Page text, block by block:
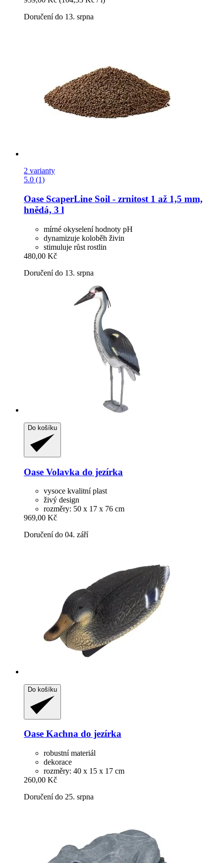
Doručení do 13. srpna
2 varianty
5.0 (1)
Oase ScaperLine Soil -​ zrnitost 1 až 1,5 mm,
hnědá, 3 l
mírné okyselení hodnoty pH
dynamizuje koloběh živin
stimuluje růst rostlin
480,00 Kč
Doručení do 13. srpna
Do košíku
Oase Volavka do jezírka
vysoce kvalitní plast
živý design
rozměry: 50 x 17 x 76 cm
969,00 Kč
Doručení do 04. září
Do košíku
Oase Kachna do jezírka
robustní materiál
dekorace
rozměry: 40 x 15 x 17 cm
260,00 Kč
Doručení do 25. srpna